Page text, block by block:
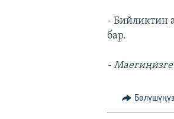
- Бийликтин
бар.
-
Бөлүшүңүз